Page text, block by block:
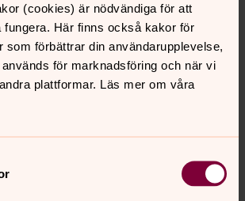
(cookies) är nödvändiga för att
fungera. Här finns också kakor för
som förbättrar din användarupplevelse,
för marknadsföring och när vi
plattformar. Läs mer om våra
31 10